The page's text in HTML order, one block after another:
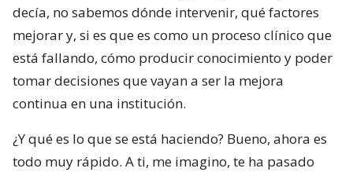
decía, no sabemos dónde intervenir, qué factores
mejorar y, si es que es como un proceso clínico que
está fallando, cómo producir conocimiento y poder
tomar decisiones que vayan a ser la mejora
continua en una institución.
¿Y qué es lo que se está haciendo? Bueno, ahora es
todo muy rápido. A ti, me imagino, te ha pasado